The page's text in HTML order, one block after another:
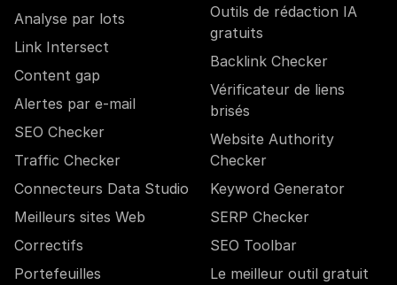
Analyse par lots
Link Intersect
Content gap
Alertes par e-mail
SEO Checker
Traffic Checker
Connecteurs Data Studio
Meilleurs sites Web
Correctifs
Portefeuilles
Outils de rédaction IA
gratuits
Backlink Checker
Vérificateur de liens
brisés
Website Authority
Checker
Keyword Generator
SERP Checker
SEO Toolbar
Le meilleur outil gratuit